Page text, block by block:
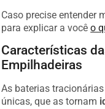
Caso precise entender
para explicar a vocêo
Características
Empilhadeiras
As baterias
únicas, que as tornam